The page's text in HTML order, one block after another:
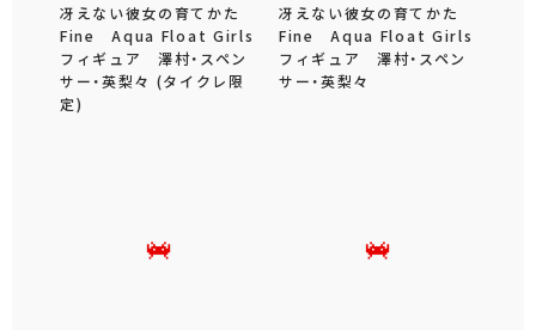
冴えない彼女の育てかた
Fine Aqua Float Girls
フィギュア 澤村・スペン
サー・英梨々 (タイクレ限
定)
冴えない彼女の育てかた
Fine Aqua Float Girls
フィギュア 澤村・スペン
サー・英梨々